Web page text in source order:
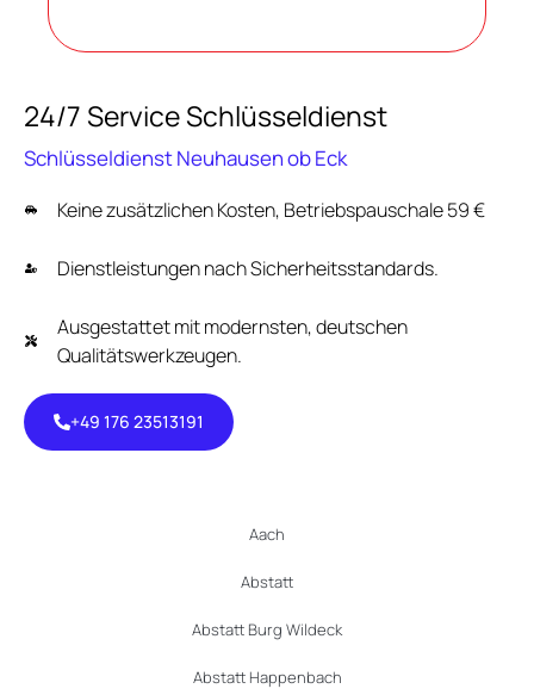
24/7 Service Schlüsseldienst
Schlüsseldienst Neuhausen ob Eck
Keine zusätzlichen Kosten, Betriebspauschale 59 €
Dienstleistungen nach Sicherheitsstandards.
Ausgestattet mit modernsten, deutschen
Qualitätswerkzeugen.
+49 176 23513191
Aach
Abstatt
Abstatt Burg Wildeck
Abstatt Happenbach